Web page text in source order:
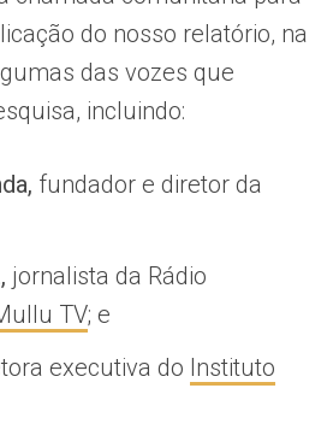
do nosso relatório, na
das vozes que
incluindo:
fundador e diretor da
jornalista da Rádio
TV; e
executiva do Instituto